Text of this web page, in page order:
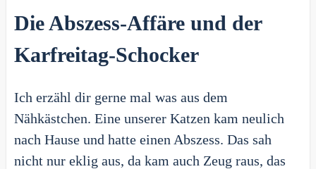
Die Abszess-Affäre und der
Karfreitag-Schocker
Ich erzähl dir gerne mal was aus dem
Nähkästchen. Eine unserer Katzen kam neulich
nach Hause und hatte einen Abszess. Das sah
nicht nur eklig aus, da kam auch Zeug raus, das